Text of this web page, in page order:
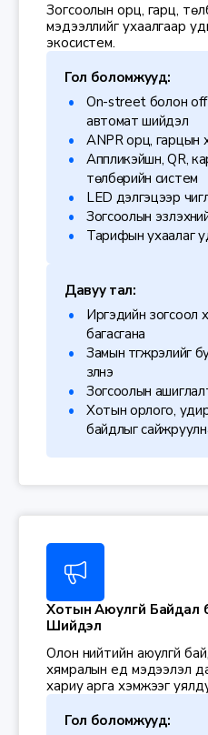
Зогсоолын орц, гарц,
мэдээллийг ухаалгаар
экосистем.
Гол боломжууд:
On-street болон
автомат шийдэл
ANPR орц, гарцын
Аппликэйшн, QR,
төлбөрийн систем
LED дэлгэцээр
Зогсоолын
Тарифын ухаалаг
Давуу тал:
Иргэдийн зогсоол
багасгана
Замын түгжрэлийг
үзүүлнэ
Зогсоолын
Хотын орлого,
байдлыг
Хотын Аюулгүй
Шийдэл
Олон нийтийн аюулгүй
хямралын үед мэдээлэл
хариу арга хэмжээг
Гол боломжууд: